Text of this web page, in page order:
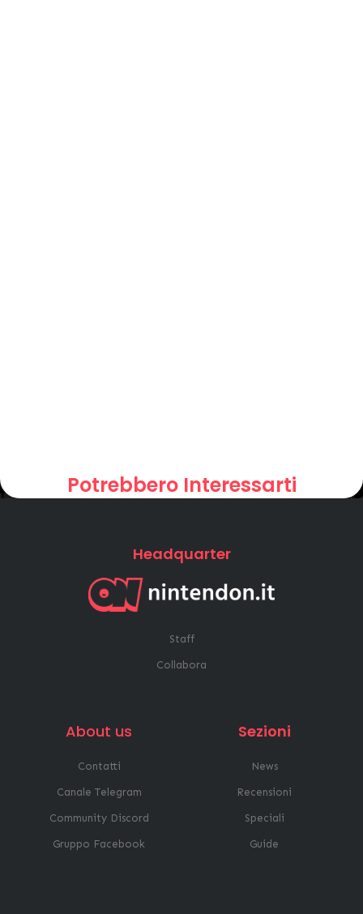
Potrebbero Interessarti
Headquarter
Staff
Collabora
About us
Contatti
Canale Telegram
Community Discord
Gruppo Facebook
Sezioni
News
Recensioni
Speciali
Guide